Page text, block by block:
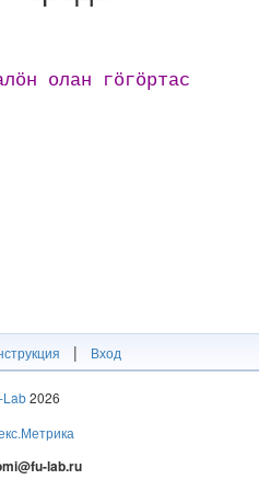
олан гӧгӧртас
| Вход
Lab2026
lab.ru